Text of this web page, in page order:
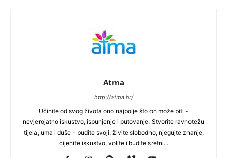
Atma
http://atma.hr/
Učinite od svog života ono najbolje što on može biti -
nevjerojatno iskustvo, ispunjenje i putovanje. Stvorite ravnotežu
tijela, uma i duše - budite svoji, živite slobodno, njegujte znanje,
cijenite iskustvo, volite i budite sretni...